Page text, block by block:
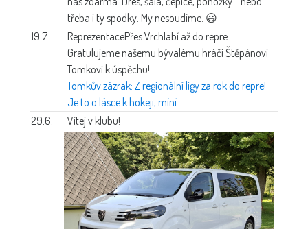
třeba i ty spodky. My nesoudíme. 😃
19.7.
ReprezentacePřes Vrchlabí až do repre…
Gratulujeme našemu bývalému hráči Štěpánovi
Tomkovi k úspěchu!
Tomkův zázrak: Z regionální ligy za rok do repre!
Je to o lásce k hokeji, míní
29.6.
Vítej v klubu!